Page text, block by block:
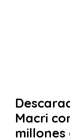
Macri
millones